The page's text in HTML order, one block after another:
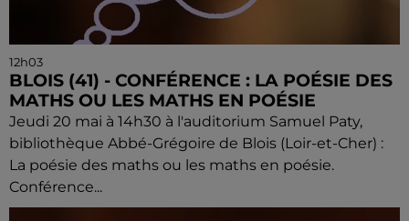
12h03
BLOIS (41) - CONFÉRENCE : LA POÉSIE DES
MATHS OU LES MATHS EN POÉSIE
Jeudi 20 mai à 14h30 à l'auditorium Samuel Paty,
bibliothèque Abbé-Grégoire de Blois (Loir-et-Cher) :
La poésie des maths ou les maths en poésie.
Conférence...